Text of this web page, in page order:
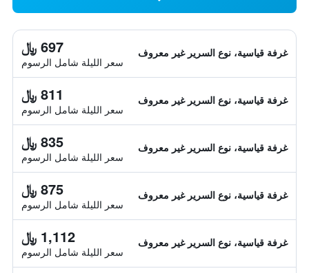
غرفة قياسية، نوع السرير غير معروف 697 ﷼
سعر الليلة شامل الرسوم
غرفة قياسية، نوع السرير غير معروف 811 ﷼
سعر الليلة شامل الرسوم
غرفة قياسية، نوع السرير غير معروف 835 ﷼
سعر الليلة شامل الرسوم
غرفة قياسية، نوع السرير غير معروف 875 ﷼
سعر الليلة شامل الرسوم
غرفة قياسية، نوع السرير غير معروف 1,112 ﷼
سعر الليلة شامل الرسوم